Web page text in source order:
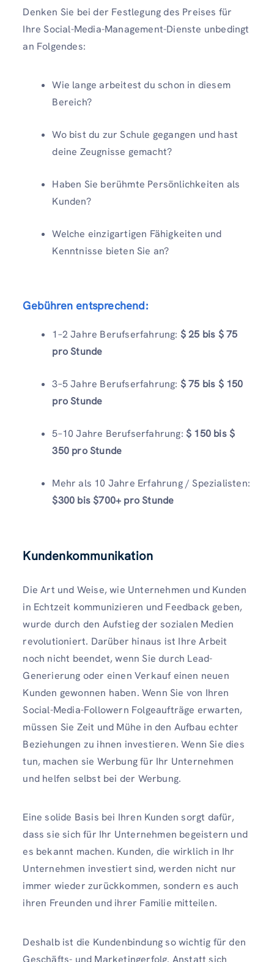
Denken Sie bei der Festlegung des Preises für
Ihre Social-Media-Management-Dienste unbedingt
an Folgendes:
Wie lange arbeitest du schon in diesem
Bereich?
Wo bist du zur Schule gegangen und hast
deine Zeugnisse gemacht?
Haben Sie berühmte Persönlichkeiten als
Kunden?
Welche einzigartigen Fähigkeiten und
Kenntnisse bieten Sie an?
Gebühren entsprechend:
1–2 Jahre Berufserfahrung: $ 25 bis $ 75
pro Stunde
3–5 Jahre Berufserfahrung: $ 75 bis $ 150
pro Stunde
5–10 Jahre Berufserfahrung: $ 150 bis $
350 pro Stunde
Mehr als 10 Jahre Erfahrung / Spezialisten:
$300 bis $700+ pro Stunde
Kundenkommunikation
Die Art und Weise, wie Unternehmen und Kunden
in Echtzeit kommunizieren und Feedback geben,
wurde durch den Aufstieg der sozialen Medien
revolutioniert. Darüber hinaus ist Ihre Arbeit
noch nicht beendet, wenn Sie durch Lead-
Generierung oder einen Verkauf einen neuen
Kunden gewonnen haben. Wenn Sie von Ihren
Social-Media-Followern Folgeaufträge erwarten,
müssen Sie Zeit und Mühe in den Aufbau echter
Beziehungen zu ihnen investieren. Wenn Sie dies
tun, machen sie Werbung für Ihr Unternehmen
und helfen selbst bei der Werbung.
Eine solide Basis bei Ihren Kunden sorgt dafür,
dass sie sich für Ihr Unternehmen begeistern und
es bekannt machen. Kunden, die wirklich in Ihr
Unternehmen investiert sind, werden nicht nur
immer wieder zurückkommen, sondern es auch
ihren Freunden und ihrer Familie mitteilen.
Deshalb ist die Kundenbindung so wichtig für den
Geschäfts- und Marketingerfolg. Anstatt sich